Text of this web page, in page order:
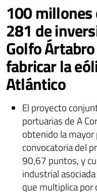
100 millones
281 de
Golfo
fabricar la
Atlántico
El proyecto
portuarias de A
obtenido la
convocatoria del
90,67 puntos, y
industrial
que multiplica por